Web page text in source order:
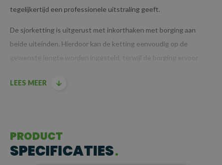
tegelijkertijd een professionele uitstraling geeft.
De sjorketting is uitgerust met inkorthaken met borging aan
beide uiteinden. Hierdoor kan de ketting eenvoudig op de
gewenste lengte worden ingesteld, terwijl de borging ervoor
combinatie met een ladingspanner (kettingspanner) kan de
BELANGRIJKSTE KENMERKEN
Grade 80 staal:geschikt voor zware belasting en
LEES MEER
PRODUCT
SPECIFICATIES